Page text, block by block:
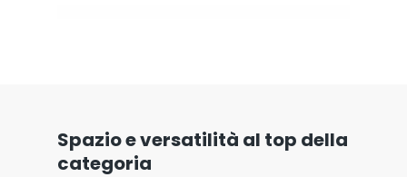
Spazio e versatilità al top della
categoria